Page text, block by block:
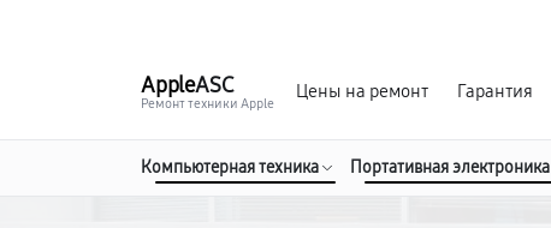
AppleASC
Ремонт техники Apple
Цены на ремонт Гарантия
Компьютерная техника Портативная электроника